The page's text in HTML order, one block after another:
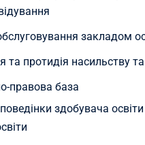
закладом
та протидія насильству та
правова база
здобувача